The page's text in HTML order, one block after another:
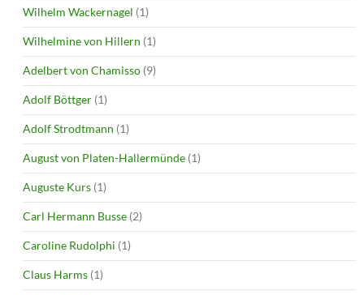
Wilhelm Wackernagel (1)
Wilhelmine von Hillern (1)
Adelbert von Chamisso (9)
Adolf Böttger (1)
Adolf Strodtmann (1)
August von Platen-Hallermünde (1)
Auguste Kurs (1)
Carl Hermann Busse (2)
Caroline Rudolphi (1)
Claus Harms (1)